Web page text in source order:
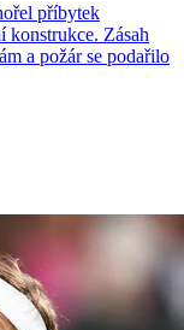
příbytek
Zásah
a požár se podařilo